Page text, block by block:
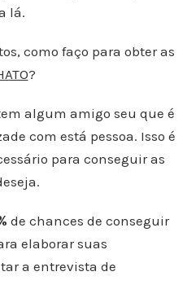
lá.
como faço para obter as
?
algum amigo seu que é
com está pessoa. Isso é
para conseguir as
de chances de conseguir
elaborar suas
a entrevista de